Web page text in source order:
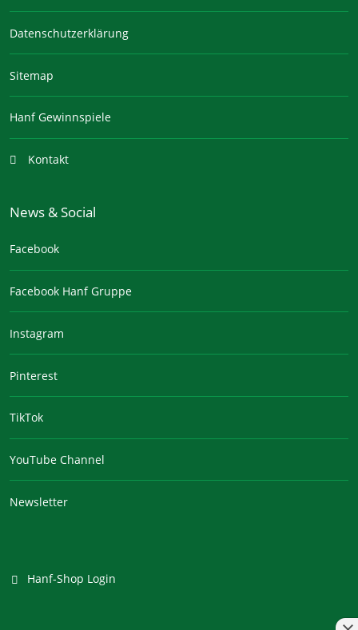
Datenschutzerklärung
Sitemap
Hanf Gewinnspiele
Kontakt
News & Social
Facebook
Facebook Hanf Gruppe
Instagram
Pinterest
TikTok
YouTube Channel
Newsletter
Hanf-Shop Login